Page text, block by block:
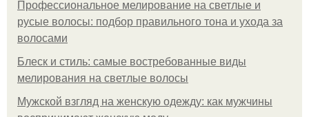
Профессиональное мелирование на светлые и
русые волосы: подбор правильного тона и ухода за
волосами
Блеск и стиль: самые востребованные виды
мелирования на светлые волосы
Мужской взгляд на женскую одежду: как мужчины